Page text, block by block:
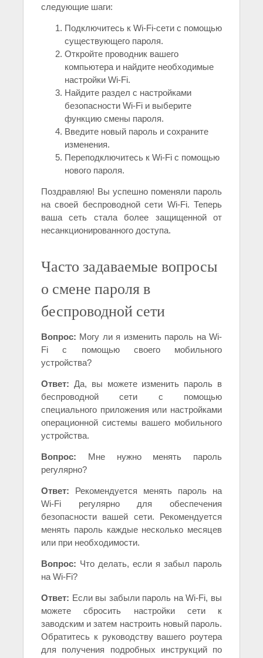
следующие шаги:
Подключитесь к Wi-Fi-сети с помощью
существующего пароля.
Откройте проводник вашего
компьютера и найдите необходимые
настройки Wi-Fi.
Найдите раздел с настройками
безопасности Wi-Fi и выберите
функцию смены пароля.
Введите новый пароль и сохраните
изменения.
Переподключитесь к Wi-Fi с помощью
нового пароля.
Поздравляю! Вы успешно поменяли пароль
на своей беспроводной сети Wi-Fi. Теперь
ваша сеть стала более защищенной от
несанкционированного доступа.
Часто задаваемые вопросы
о смене пароля в
беспроводной сети
Вопрос: Могу ли я изменить пароль на Wi-
Fi с помощью своего мобильного
устройства?
Ответ: Да, вы можете изменить пароль в
беспроводной сети с помощью
специального приложения или настройками
операционной системы вашего мобильного
устройства.
Вопрос: Мне нужно менять пароль
регулярно?
Ответ: Рекомендуется менять пароль на
Wi-Fi регулярно для обеспечения
безопасности вашей сети. Рекомендуется
менять пароль каждые несколько месяцев
или при необходимости.
Вопрос: Что делать, если я забыл пароль
на Wi-Fi?
Ответ: Если вы забыли пароль на Wi-Fi, вы
можете сбросить настройки сети к
заводским и затем настроить новый пароль.
Обратитесь к руководству вашего роутера
для получения подробных инструкций по